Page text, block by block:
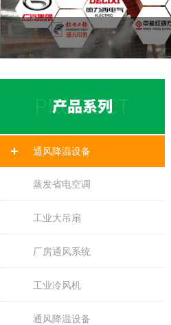
通风降温设备
蒸发省电空调
工业大吊扇
厂房通风系统
工业冷风机
通风降温设备